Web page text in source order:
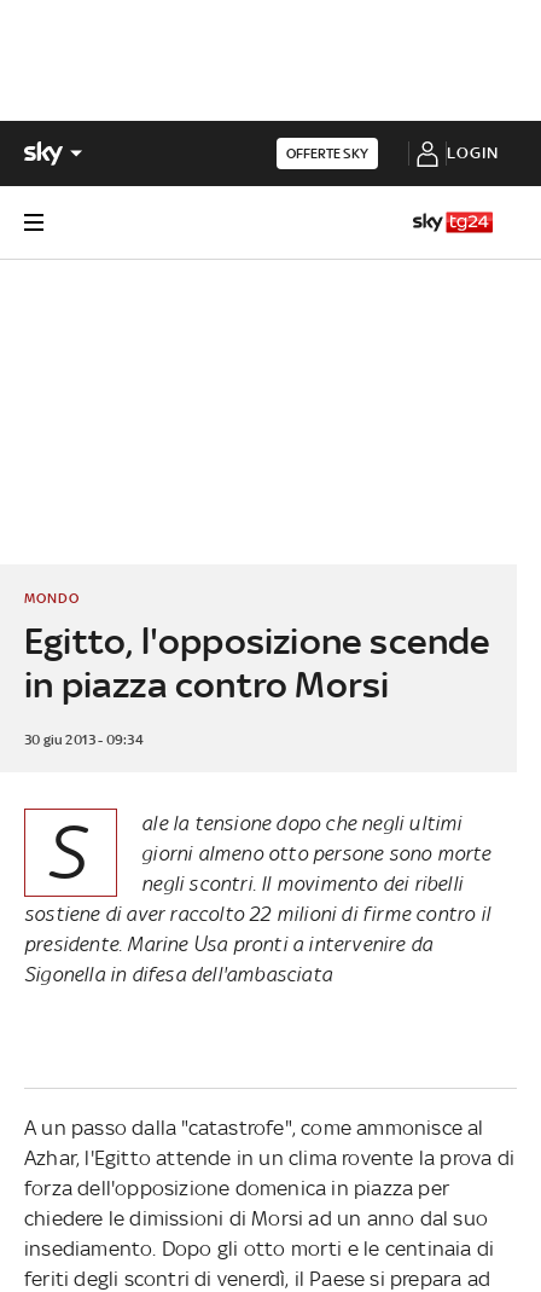
OFFERTE SKY LOGIN
Egitto, l'opposizione scende
in piazza contro Morsi
MONDO
30 giu 2013 - 09:34
S
ale la tensione dopo che negli ultimi
giorni almeno otto persone sono morte
negli scontri. Il movimento dei ribelli
sostiene di aver raccolto 22 milioni di firme contro il
presidente. Marine Usa pronti a intervenire da
Sigonella in difesa dell'ambasciata
A un passo dalla "catastrofe", come ammonisce al
Azhar, l'Egitto attende in un clima rovente la prova di
forza dell'opposizione domenica in piazza per
chiedere le dimissioni di Morsi ad un anno dal suo
insediamento. Dopo gli otto morti e le centinaia di
feriti degli scontri di venerdì, il Paese si prepara ad